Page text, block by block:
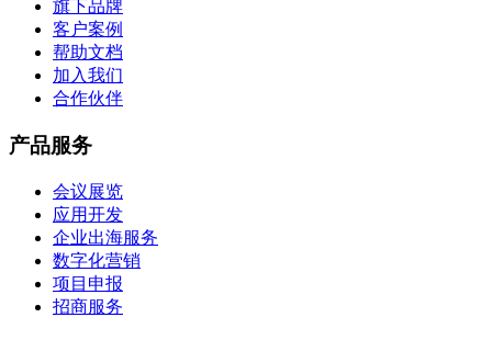
旗下品牌
客户案例
帮助文档
加入我们
合作伙伴
产品服务
会议展览
应用开发
企业出海服务
数字化营销
项目申报
招商服务